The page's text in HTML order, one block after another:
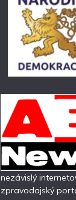
nezávislý
zpravodajský